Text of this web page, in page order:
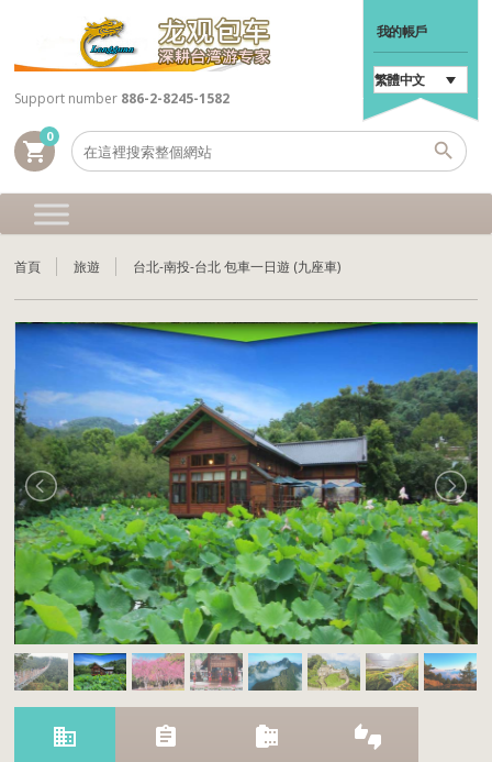
我的帳戶
繁體中文
shopping_cart
0
Support number 886-2-8245-1582
首頁 旅遊 台北-南投-台北 包車一日遊 (九座車)
business assignment camera_roll thumbs_up_down